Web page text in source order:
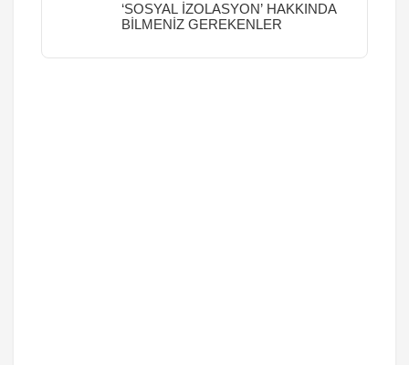
‘SOSYAL İZOLASYON’ HAKKINDA
BİLMENİZ GEREKENLER